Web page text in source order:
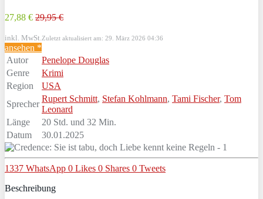
27,88 € 29,95 €
inkl. MwSt. Zuletzt aktualisiert am: 29. März 2026 04:36
ansehen *
Autor
Penelope Douglas
Genre
Krimi
Region
USA
Sprecher
Rupert Schmitt, Stefan Kohlmann, Tami Fischer, Tom
Leonard
Länge
20 Std. und 32 Min.
Datum
30.01.2025
1337 WhatsApp 0 Likes 0 Shares 0 Tweets
Beschreibung